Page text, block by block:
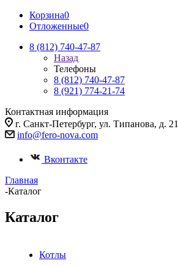
Корзина0
Отложенные0
8 (812) 740-47-87
Назад
Телефоны
8 (812) 740-47-87
8 (921) 774-21-74
Контактная информация
г. Санкт-Петербург, ул. Типанова, д.
info@fero-nova.com
Вконтакте
Главная
-Каталог
Каталог
Котлы